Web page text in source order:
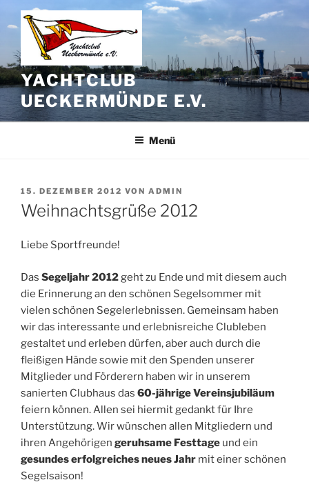
Zum
Inhalt
springen
YACHTCLUB
UECKERMÜNDE E.V.
Menü
VERÖFFENTLICHT
AM
15. DEZEMBER 2012 VON ADMIN
Weihnachtsgrüße 2012
Liebe Sportfreunde!
Das Segeljahr 2012geht zu Ende und mit diesem auch
die Erinnerung an den schönen Segelsommer mit
vielen schönen Segelerlebnissen. Gemeinsam haben
wir das interessante und erlebnisreiche Clubleben
gestaltet und erleben dürfen, aber auch durch die
fleißigen Hände sowie mit den Spenden unserer
Mitglieder und Förderern haben wir in unserem
sanierten Clubhaus das 60-jährige Vereinsjubiläum
feiern können. Allen sei hiermit gedankt für Ihre
Unterstützung. Wir wünschen allen Mitgliedern und
ihren Angehörigen geruhsame Festtage und ein
gesundes erfolgreiches neues Jahr mit einer schönen
Segelsaison!